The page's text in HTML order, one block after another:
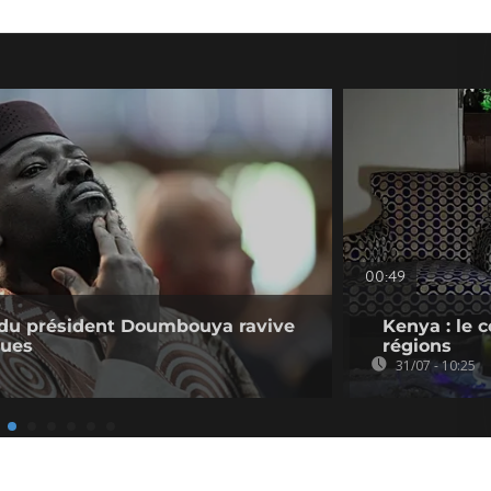
président Doumbouya ravive
00:49
Kenya : le
régions
31/07 - 10:25